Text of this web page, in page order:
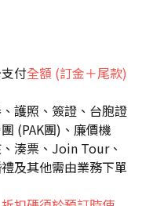
付全額 (訂金＋尾款)
護照、簽證、台胞證
(PAK團)、廉價機
湊票、Join Tour、
及其他需由業務下單